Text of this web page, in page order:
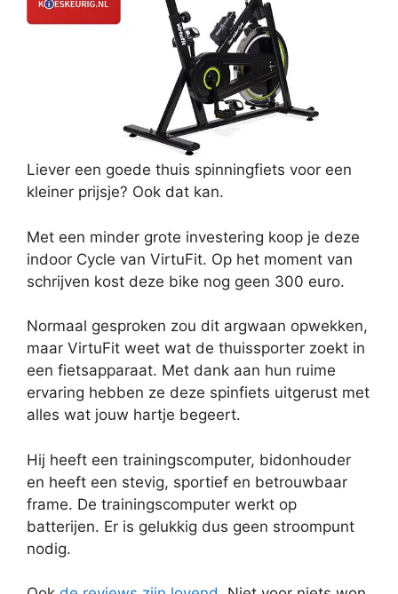
Liever een goede thuis spinningfiets voor een
kleiner prijsje? Ook dat kan.
Met een minder grote investering koop je deze
indoor Cycle van VirtuFit. Op het moment van
schrijven kost deze bike nog geen 300 euro.
Normaal gesproken zou dit argwaan opwekken,
maar VirtuFit weet wat de thuissporter zoekt in
een fietsapparaat. Met dank aan hun ruime
ervaring hebben ze deze spinfiets uitgerust met
alles wat jouw hartje begeert.
Hij heeft een trainingscomputer, bidonhouder
en heeft een stevig, sportief en betrouwbaar
frame. De trainingscomputer werkt op
batterijen. Er is gelukkig dus geen stroompunt
nodig.